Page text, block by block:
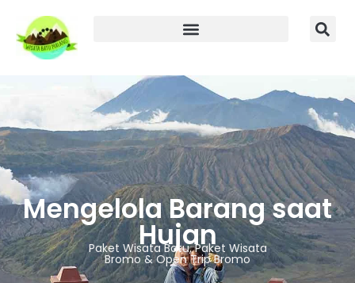
Mengelola Barang saat
Hujan
Paket Wisata Batu, Paket Wisata
Bromo & Open Trip Bromo